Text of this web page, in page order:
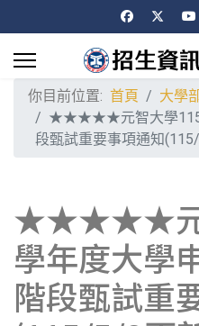
你目前位置: 首頁 大學
★★★★★元智大學115
段甄試重要事項通知
★★★★★元
學年度大學
階段甄試重